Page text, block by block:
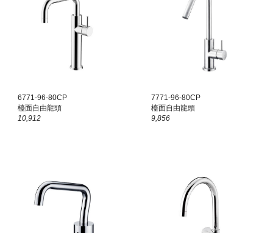
6771-96-80CP
檯面自由龍頭
10,912
7771-96-80CP
檯面自由龍頭
9,856